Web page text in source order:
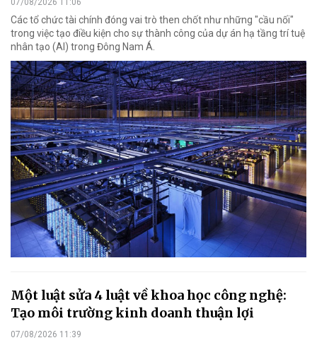
07/08/2026 11:06
Các tổ chức tài chính đóng vai trò then chốt như những "cầu nối"
trong việc tạo điều kiện cho sự thành công của dự án hạ tầng trí tuệ
nhân tạo (AI) trong Đông Nam Á.
Một luật sửa 4 luật về khoa học công nghệ:
Tạo môi trường kinh doanh thuận lợi
07/08/2026 11:39